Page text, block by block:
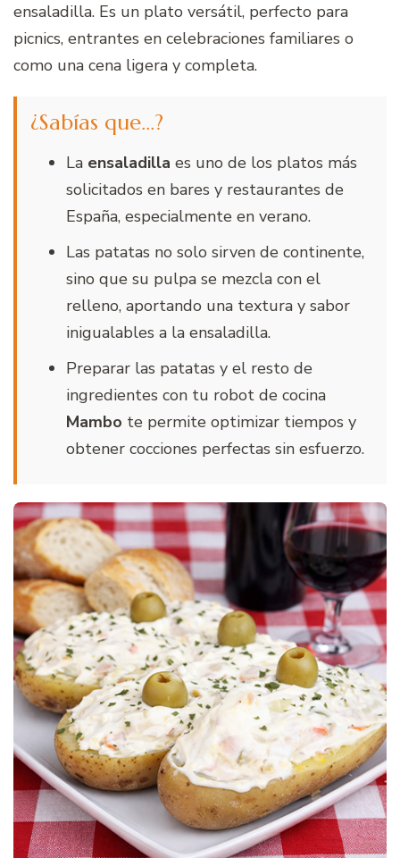
ensaladilla. Es un plato versátil, perfecto para
picnics, entrantes en celebraciones familiares o
como una cena ligera y completa.
¿Sabías que…?
La ensaladilla es uno de los platos más
solicitados en bares y restaurantes de
España, especialmente en verano.
Las patatas no solo sirven de continente,
sino que su pulpa se mezcla con el
relleno, aportando una textura y sabor
inigualables a la ensaladilla.
Preparar las patatas y el resto de
ingredientes con tu robot de cocina
Mambo te permite optimizar tiempos y
obtener cocciones perfectas sin esfuerzo.